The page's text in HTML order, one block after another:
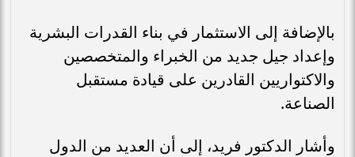
بالإضافة إلى الاستثمار في بناء القدرات البشرية
وإعداد جيل جديد من الخبراء والمتخصصين
والاكتواريين القادرين على قيادة مستقبل
الصناعة.
وأشار الدكتور فريد، إلى أن العديد من الدول